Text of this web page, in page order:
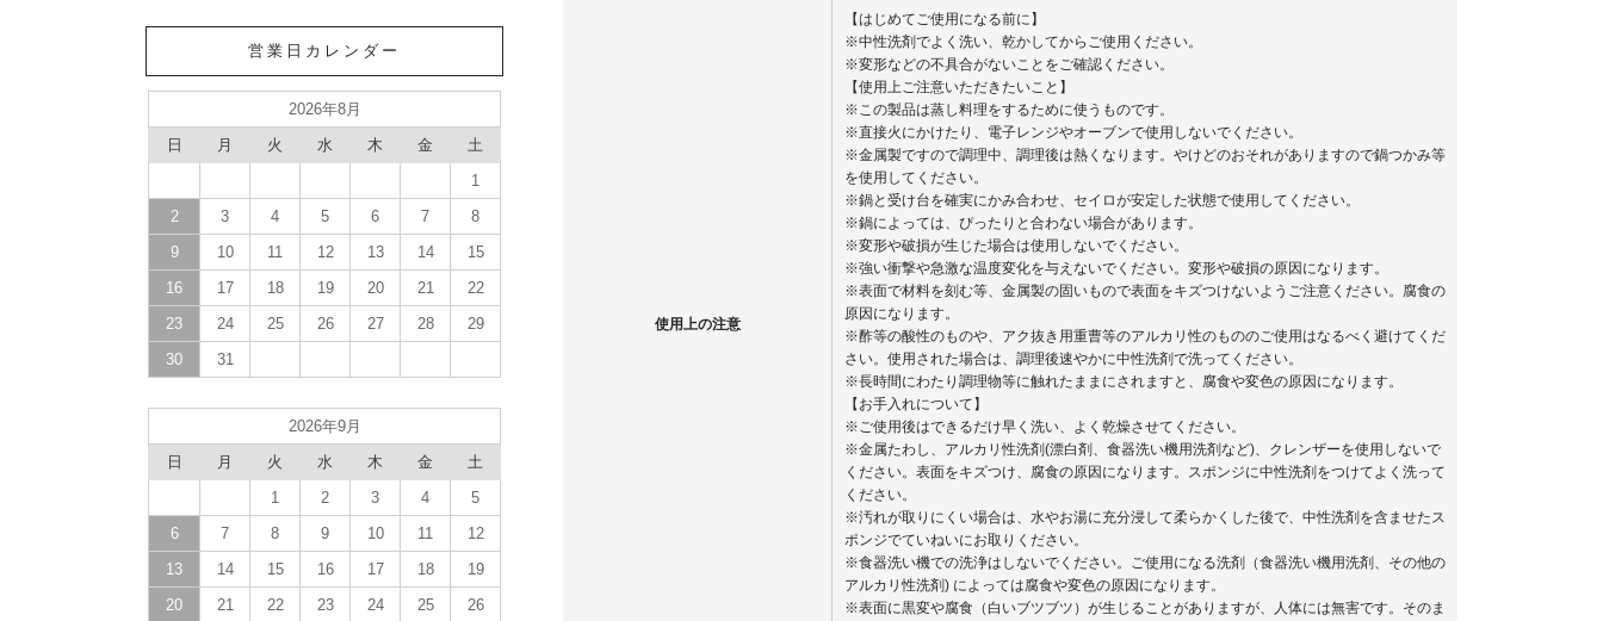
使用上の注意
【はじめてご使用になる前に】
※中性洗剤でよく洗い、乾かしてからご使用ください。
※変形などの不具合がないことをご確認ください。
【使用上ご注意いただきたいこと】
※この製品は蒸し料理をするために使うものです。
※直接火にかけたり、電子レンジやオーブンで使用しないでください。
※金属製ですので調理中、調理後は熱くなります。やけどのおそれがありますので鍋つかみ等
を使用してください。
※鍋と受け台を確実にかみ合わせ、セイロが安定した状態で使用してください。
※鍋によっては、ぴったりと合わない場合があります。
※変形や破損が生じた場合は使用しないでください。
※強い衝撃や急激な温度変化を与えないでください。変形や破損の原因になります。
※表面で材料を刻む等、金属製の固いもので表面をキズつけないようご注意ください。腐食の
原因になります。
※酢等の酸性のものや、アク抜き用重曹等のアルカリ性のもののご使用はなるべく避けてくだ
さい。使用された場合は、調理後速やかに中性洗剤で洗ってください。
※長時間にわたり調理物等に触れたままにされますと、腐食や変色の原因になります。
【お手入れについて】
※ご使用後はできるだけ早く洗い、よく乾燥させてください。
※金属たわし、アルカリ性洗剤(漂白剤、食器洗い機用洗剤など)、クレンザーを使用しないで
ください。表面をキズつけ、腐食の原因になります。スポンジに中性洗剤をつけてよく洗って
ください。
※汚れが取りにくい場合は、水やお湯に充分浸して柔らかくした後で、中性洗剤を含ませたス
ポンジでていねいにお取りください。
※食器洗い機での洗浄はしないでください。ご使用になる洗剤（食器洗い機用洗剤、その他の
アルカリ性洗剤) によっては腐食や変色の原因になります。
※表面に黒変や腐食（白いブツブツ）が生じることがありますが、人体には無害です。そのま
営業日カレンダー
2026年8月
日
月 火 水 木 金
土
1
2
3 4 5 6 7
8
9
10 11 12 13 14
15
16
17 18 19 20 21
22
23
24 25 26 27 28
29
30
31
2026年9月
日
月 火 水 木 金
土
1
2 3 4
5
6
7 8 9 10 11
12
13
14 15 16 17 18
19
20
21 22 23 24 25
26